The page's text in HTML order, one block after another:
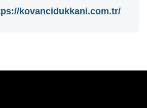
kovancidukkani.com.tr/